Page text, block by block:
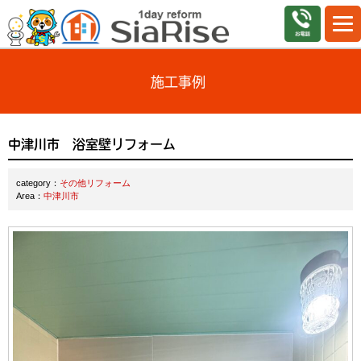
施工事例
中津川市 浴室壁リフォーム
category： その他リフォーム
Area： 中津川市